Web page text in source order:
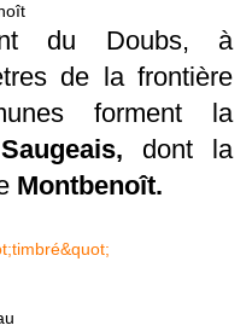
du Doubs, à
de la frontière
forment la
dont la
Montbenoît.